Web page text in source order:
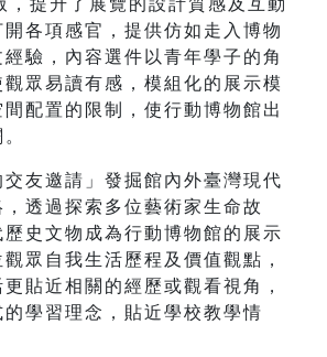
，提升了展覽的設計質感及互動
各項感官，提供仿如走入博物
驗，內容選件以青年學子的角
眾易讀有感，模組化的展示模
配置的限制，使行動博物館出
交友邀請」發掘館內外臺灣現代
透過探索多位藝術家生命故
史文物成為行動博物館的展示
眾自我生活歷程及價值觀點，
貼近相關的經歷或觀看視角，
的學習理念，貼近學校教學情